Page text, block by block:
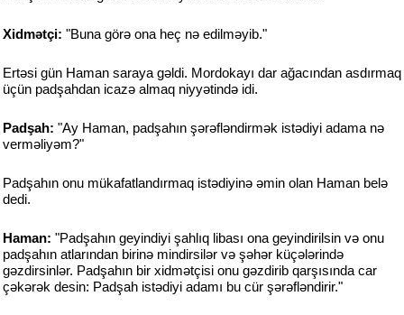
Xidmətçi: "Buna görə ona heç nə edilməyib."
Ertəsi gün Haman saraya gəldi. Mordokayı dar ağacından asdırmaq
üçün padşahdan icazə almaq niyyətində idi.
Padşah: "Ay Haman, padşahın şərəfləndirmək istədiyi adama nə
verməliyəm?"
Padşahın onu mükafatlandırmaq istədiyinə əmin olan Haman belə
dedi.
Haman: "Padşahın geyindiyi şahlıq libası ona geyindirilsin və onu
padşahın atlarından birinə mindirsilər və şəhər küçələrində
gəzdirsinlər. Padşahın bir xidmətçisi onu gəzdirib qarşısında car
çəkərək desin: Padşah istədiyi adamı bu cür şərəfləndirir."